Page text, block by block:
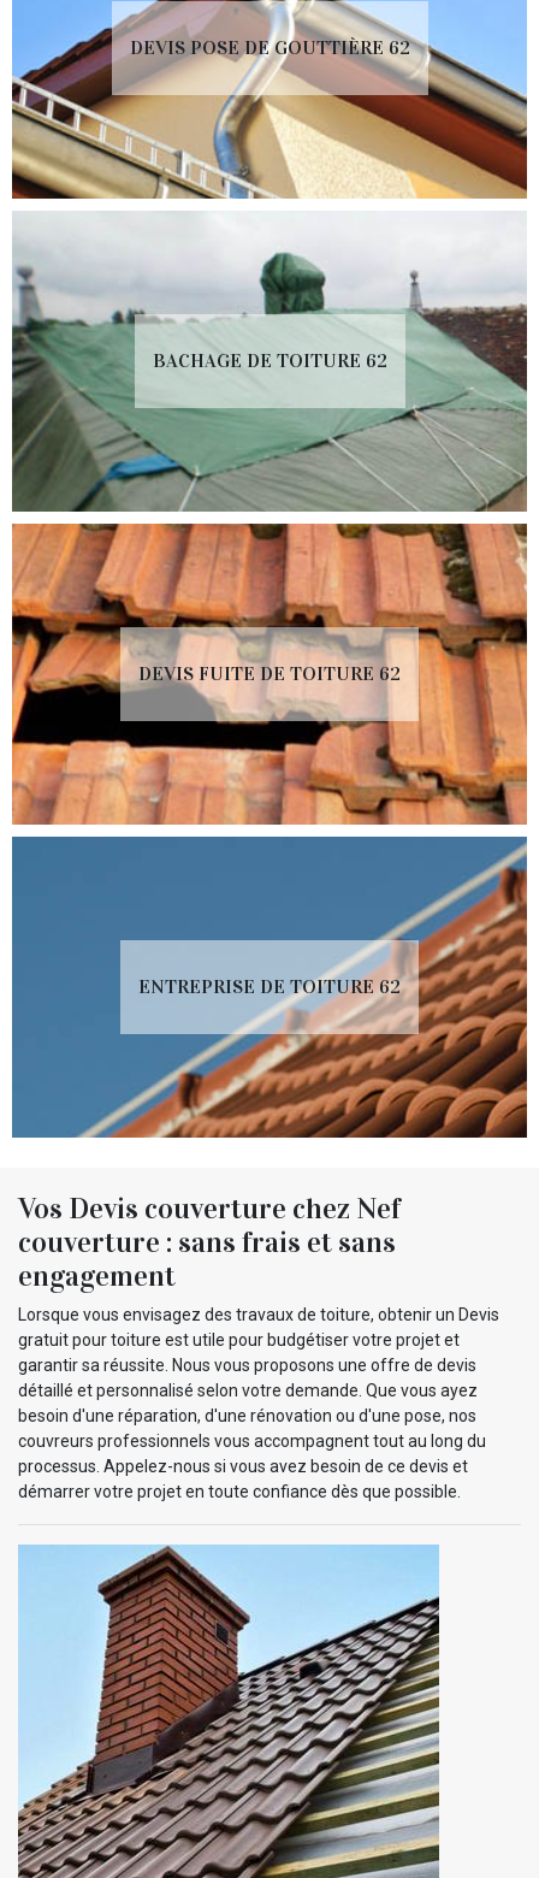
DEVIS POSE DE GOUTTIÈRE 62
BACHAGE DE TOITURE 62
DEVIS FUITE DE TOITURE 62
ENTREPRISE DE TOITURE 62
Vos Devis couverture chez Nef
couverture : sans frais et sans
engagement
Lorsque vous envisagez des travaux de toiture, obtenir un Devis
gratuit pour toiture est utile pour budgétiser votre projet et
garantir sa réussite. Nous vous proposons une offre de devis
détaillé et personnalisé selon votre demande. Que vous ayez
besoin d'une réparation, d'une rénovation ou d'une pose, nos
couvreurs professionnels vous accompagnent tout au long du
processus. Appelez-nous si vous avez besoin de ce devis et
démarrer votre projet en toute confiance dès que possible.